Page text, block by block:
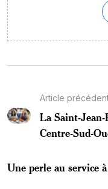
Article
La Saint-
Centre-Sud-
Une perle au service